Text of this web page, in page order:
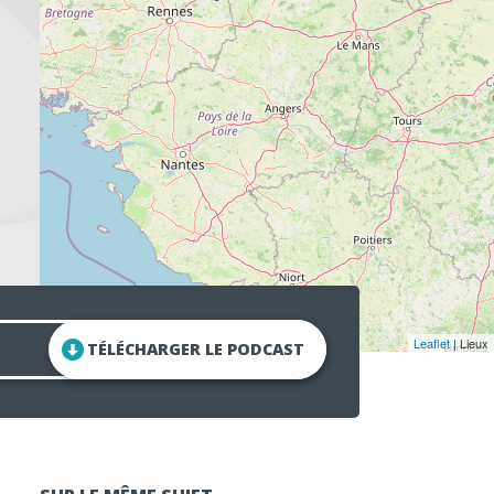
Leaflet| Lieux
TÉLÉCHARGER LE PODCAST